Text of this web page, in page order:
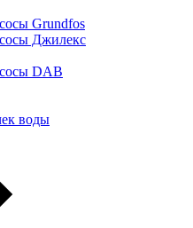
Grundfos
Джилекс
DAB
воды